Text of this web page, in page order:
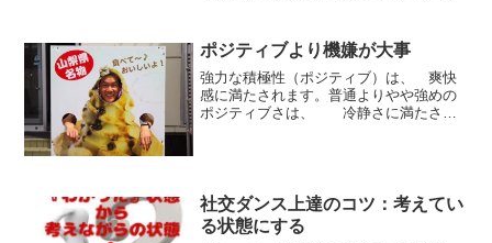
受け方と練習法で上達を目指す方法を書
きたいと思います。読んでく...
ポジティブより機嫌が大事
強力な積極性（ポジティブ）は、 爽快
感に満たされます。普通よりやや強めの
ポジティブさは、 冷静さに満たされ
社交ダンス上達のコツ：考えてい
る状態にする